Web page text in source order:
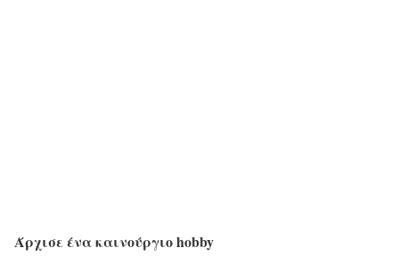
Άρχισε ένα καινούργιο hobby